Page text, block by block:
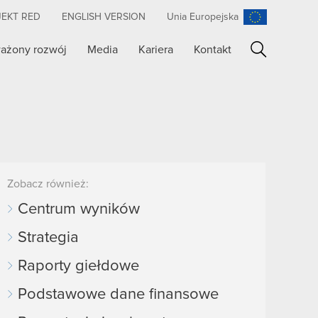
RED ENGLISH VERSION Unia Europejska
rozwój Media Kariera Kontakt
Zobacz również:
Centrum wyników
Strategia
Raporty giełdowe
Podstawowe dane finansowe